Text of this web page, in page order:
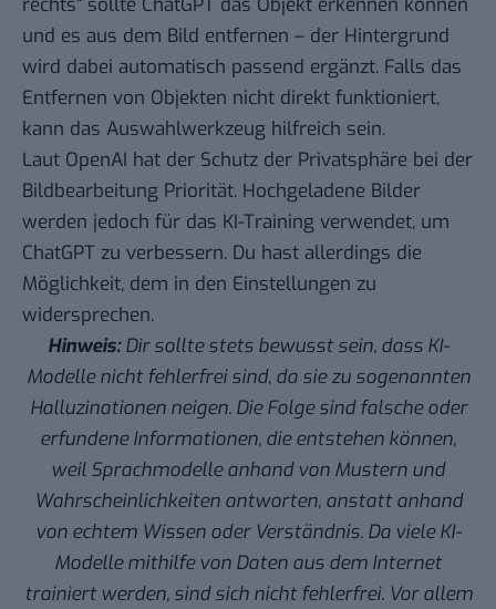
und es aus dem Bild entfernen – der Hintergrund
wird dabei automatisch passend ergänzt. Falls das
Entfernen von Objekten nicht direkt funktioniert,
kann das Auswahlwerkzeug hilfreich sein.
Laut OpenAI hat der Schutz der Privatsphäre bei der
Bildbearbeitung Priorität. Hochgeladene Bilder
werden jedoch für das KI-Training verwendet, um
ChatGPT zu verbessern. Du hast allerdings die
Möglichkeit, dem in den Einstellungen zu
widersprechen.
Hinweis:Dir sollte stets bewusst sein, dass KI-
Modelle nicht fehlerfrei sind, da sie zu sogenannten
Halluzinationenneigen. Die Folge sind falsche oder
erfundene Informationen, die entstehen können,
weil Sprachmodelle anhand von Mustern und
Wahrscheinlichkeiten antworten, anstatt anhand
von echtem Wissen oder Verständnis. Da viele KI-
Modelle mithilfe von Daten aus dem Internet
trainiert werden, sind sich nicht fehlerfrei. Vor allem